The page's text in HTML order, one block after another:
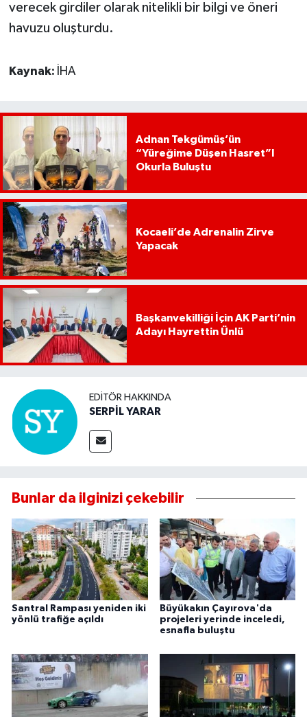
verecek girdiler olarak nitelikli bir bilgi ve öneri
havuzu oluşturdu.
Kaynak: İHA
Adnan Tekgümüş’ün
“Yüreğime Düşen Hasret”I
Okurla Buluştu
Kocaeli’de Adrenalin Zirve
Yapacak
Başkanvekilliği İçin AK Parti’nin
Adayı Hayrettin Ünlü
EDITÖR HAKKINDA
SERPİL YARAR
Bunlar da ilginizi çekebilir
Santral Rampası yeniden iki
yönlü trafiğe açıldı
Büyükakın Çayırova'da
projeleri yerinde inceledi,
esnafla buluştu